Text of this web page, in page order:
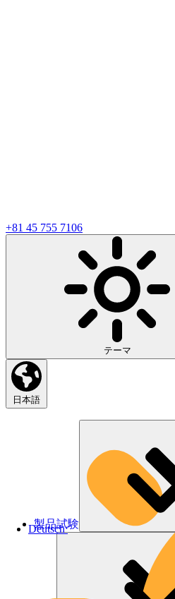
+81 45 755 7106
テーマ
日本語
Deutsch
製品試験